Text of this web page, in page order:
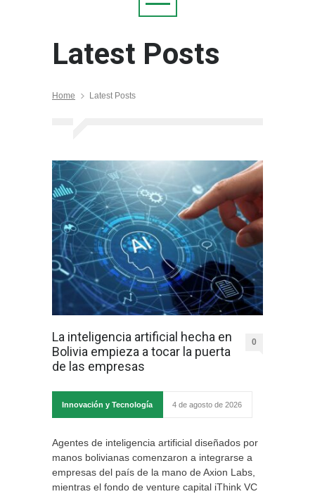
Latest Posts
Home Latest Posts
La inteligencia artificial hecha en
Bolivia empieza a tocar la puerta
de las empresas
0
Innovación y Tecnología 4 de agosto de 2026
Agentes de inteligencia artificial diseñados por
manos bolivianas comenzaron a integrarse a
empresas del país de la mano de Axion Labs,
mientras el fondo de venture capital iThink VC